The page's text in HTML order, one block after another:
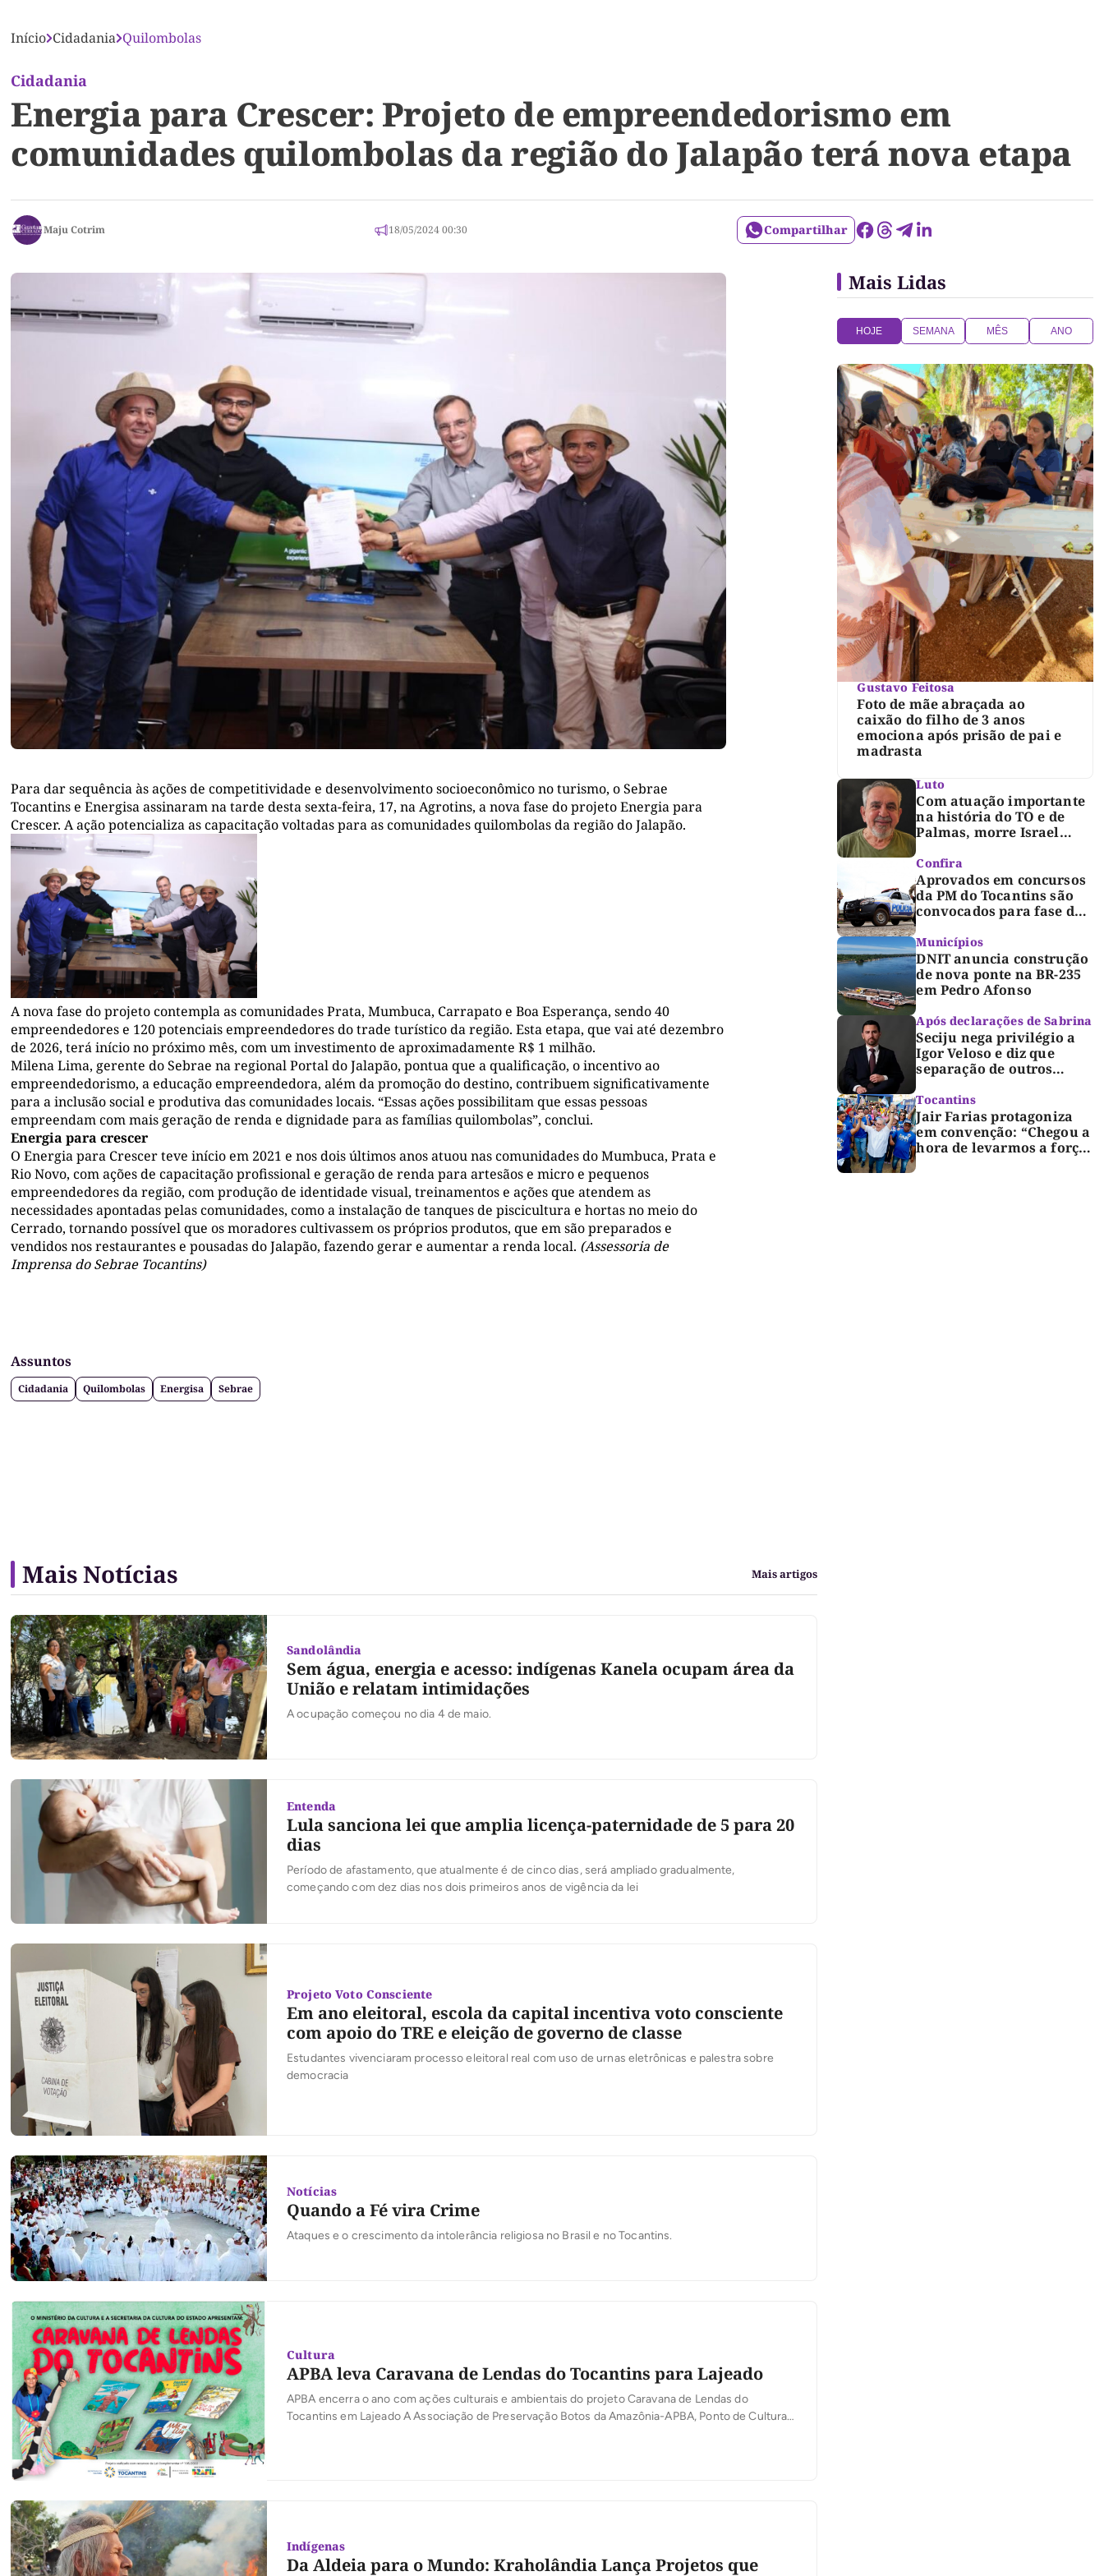
Início Cidadania Quilombolas
Cidadania
Energia para Crescer: Projeto de empreendedorismo em
comunidades quilombolas da região do Jalapão terá nova etapa
Maju Cotrim 18/05/2024 00:30 Compartilhar
Para dar sequência às ações de competitividade e desenvolvimento socioeconômico no turismo, o Sebrae
Tocantins e Energisa assinaram na tarde desta sexta-feira, 17, na Agrotins, a nova fase do projeto Energia para
Crescer. A ação potencializa as capacitação voltadas para as comunidades quilombolas da região do Jalapão.
A nova fase do projeto contempla as comunidades Prata, Mumbuca, Carrapato e Boa Esperança, sendo 40
empreendedores e 120 potenciais empreendedores do trade turístico da região. Esta etapa, que vai até dezembro
de 2026, terá início no próximo mês, com um investimento de aproximadamente R$ 1 milhão.
Milena Lima, gerente do Sebrae na regional Portal do Jalapão, pontua que a qualificação, o incentivo ao
empreendedorismo, a educação empreendedora, além da promoção do destino, contribuem significativamente
para a inclusão social e produtiva das comunidades locais. “Essas ações possibilitam que essas pessoas
empreendam com mais geração de renda e dignidade para as famílias quilombolas”, conclui.
Energia para crescer
O Energia para Crescer teve início em 2021 e nos dois últimos anos atuou nas comunidades do Mumbuca, Prata e
Rio Novo, com ações de capacitação profissional e geração de renda para artesãos e micro e pequenos
empreendedores da região, com produção de identidade visual, treinamentos e ações que atendem as
necessidades apontadas pelas comunidades, como a instalação de tanques de piscicultura e hortas no meio do
Cerrado, tornando possível que os moradores cultivassem os próprios produtos, que em são preparados e
vendidos nos restaurantes e pousadas do Jalapão, fazendo gerar e aumentar a renda local. (Assessoria de
Imprensa do Sebrae Tocantins)
Assuntos
Cidadania Quilombolas Energisa Sebrae
Mais Lidas
HOJE SEMANA MÊS ANO
Gustavo Feitosa
Foto de mãe abraçada ao
caixão do filho de 3 anos
emociona após prisão de pai e
madrasta
Luto
Com atuação importante
na história do TO e de
Palmas, morre Israel
luto oficial de três dias
Confira
Aprovados em concursos
da PM do Tocantins são
convocados para fase de
Municípios
DNIT anuncia construção
de nova ponte na BR-235
em Pedro Afonso
Após declarações de Sabrina
Seciju nega privilégio a
Igor Veloso e diz que
separação de outros
segurança
Tocantins
Jair Farias protagoniza
em convenção: “Chegou a
hora de levarmos a força
Mais Notícias Mais artigos
Sandolândia
Sem água, energia e acesso: indígenas Kanela ocupam área da
União e relatam intimidações
A ocupação começou no dia 4 de maio.
Entenda
Lula sanciona lei que amplia licença-paternidade de 5 para 20
dias
Período de afastamento, que atualmente é de cinco dias, será ampliado gradualmente,
começando com dez dias nos dois primeiros anos de vigência da lei
Projeto Voto Consciente
Em ano eleitoral, escola da capital incentiva voto consciente
com apoio do TRE e eleição de governo de classe
Estudantes vivenciaram processo eleitoral real com uso de urnas eletrônicas e palestra sobre
democracia
Notícias
Quando a Fé vira Crime
Ataques e o crescimento da intolerância religiosa no Brasil e no Tocantins.
Cultura
APBA leva Caravana de Lendas do Tocantins para Lajeado
APBA encerra o ano com ações culturais e ambientais do projeto Caravana de Lendas do
Tocantins em Lajeado A Associação de Preservação Botos da Amazônia-APBA, Ponto de Cultura
Indígenas
Da Aldeia para o Mundo: Kraholândia Lança Projetos que